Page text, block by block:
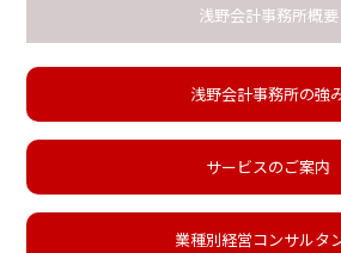
浅野会計事務所概要
浅野会計事務所の強
サービスのご案内
業種別経営コンサルタ